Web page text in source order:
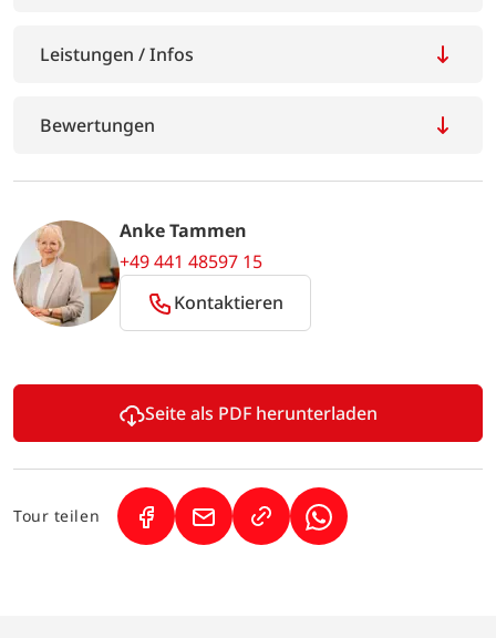
Leistungen / Infos
Bewertungen
Anke Tammen
+49 441 48597 15
Kontaktieren
Seite als PDF herunterladen
Tour teilen (Link öffnet in neuem Tab)
(Link öffnet in neuem Tab)
(Link öffnet in